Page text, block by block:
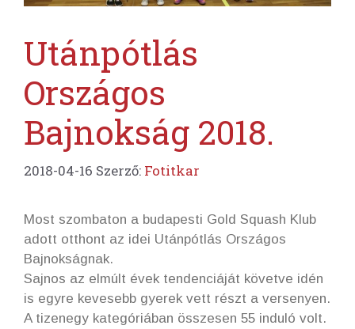
Utánpótlás
Országos
Bajnokság 2018.
2018-04-16 Szerző: Fotitkar
Most szombaton a budapesti Gold Squash Klub
adott otthont az idei Utánpótlás Országos
Bajnokságnak.
Sajnos az elmúlt évek tendenciáját követve idén
is egyre kevesebb gyerek vett részt a versenyen.
A tizenegy kategóriában összesen 55 induló volt.